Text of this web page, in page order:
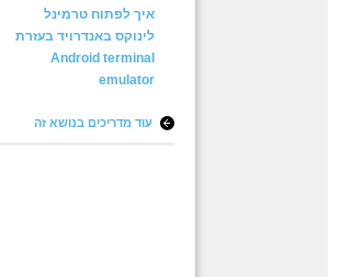
איך לפתוח טרמינל
לינוקס באנדרויד בעזרת
Android terminal
emulator
עוד מדריכים בנושא זה